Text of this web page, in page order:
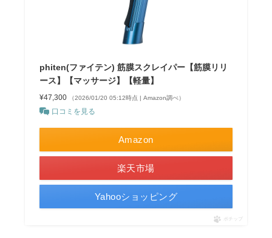
phiten(ファイテン) 筋膜スクレイパー【筋膜リリ
ース】【マッサージ】【軽量】
¥47,300 （2026/01/20 05:12時点 | Amazon調べ）
口コミを見る
Amazon
楽天市場
Yahooショッピング
ポチップ